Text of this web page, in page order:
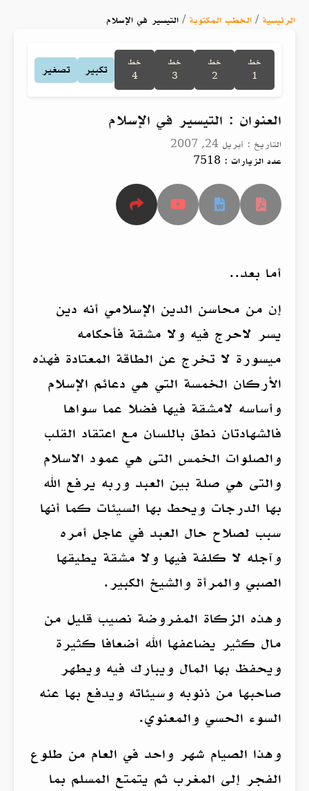
الرئيسية / الخطب المكتوبة / التيسير في الإسلام
خط
1
خط
2
خط
3
خط
4
تكبير تصغير
العنوان : التيسير في الإسلام
التاريخ : أبريل 24, 2007
عدد الزيارات : 7518
أما بعد..
إن من محاسن الدين الإسلامي أنه دين
يسر لاحرج فيه ولا مشقة فأحكامه
ميسورة لا تخرج عن الطاقة المعتادة فهذه
الأركان الخمسة التي هي دعائم الإسلام
وأساسه لامشقة فيها فضلا عما سواها
فالشهادتان نطق باللسان مع اعتقاد القلب
والصلوات الخمس التى هي عمود الاسلام
والتى هي صلة بين العبد وربه يرفع الله
بها الدرجات ويحط بها السيئات كما أنها
سبب لصلاح حال العبد في عاجل أمره
وآجله لا كلفة فيها ولا مشقة يطيقها
الصبي والمرأة والشيخ الكبير.
وهذه الزكاة المفروضة نصيب قليل من
مال كثير يضاعفها الله أضعافا كثيرة
ويحفظ بها المال ويبارك فيه ويطهر
صاحبها من ذنوبه وسيئاته ويدفع بها عنه
السوء الحسي والمعنوي.
وهذا الصيام شهر واحد في العام من طلوع
الفجر إلى المغرب ثم يتمتع المسلم بما